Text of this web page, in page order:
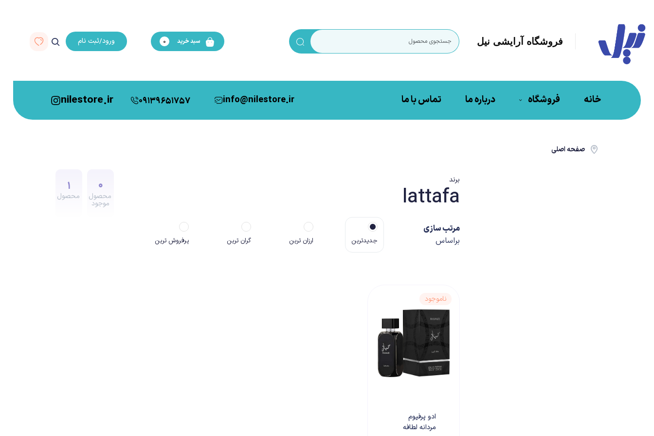
فروشگاه آرایشی نیل سبد خرید 0 ورود/ثبت نام
خانه فروشگاه درباره ما تماس با ما info@nilestore.ir
09139651757
nilestore.ir
صفحه اصلی
برند
lattafa
0
محصول
موجود
1
محصول
مرتب سازی
براساس
جدیدترین ارزان ترین گران ترین پرفروش ترین
ادو پرفیوم
مردانه لطافه
ناموجود